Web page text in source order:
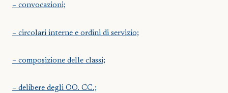
– convocazioni;
– circolari interne e ordini di servizio;
– composizione delle classi;
– delibere degli OO. CC.;